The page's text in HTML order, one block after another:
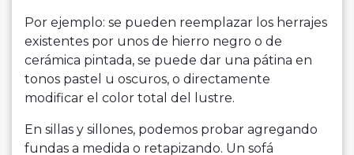
Por ejemplo: se pueden reemplazar los herrajes
existentes por unos de hierro negro o de
cerámica pintada, se puede dar una pátina en
tonos pastel u oscuros, o directamente
modificar el color total del lustre.
En sillas y sillones, podemos probar agregando
fundas a medida o retapizando. Un sofá